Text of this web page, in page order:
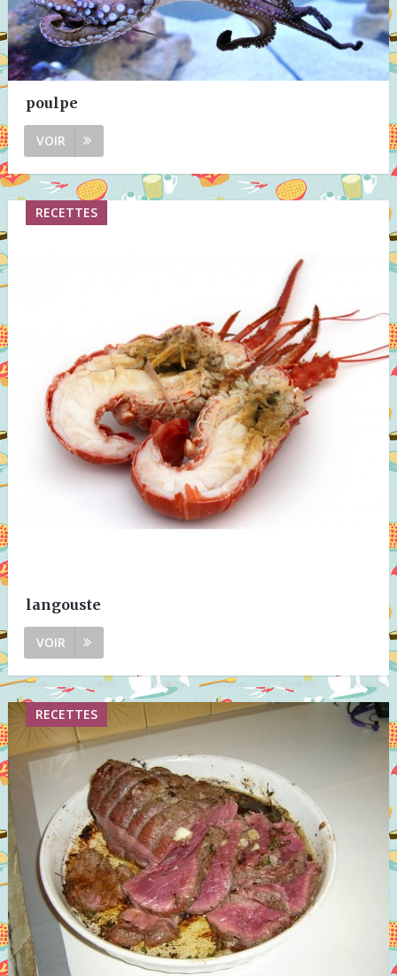
poulpe
VOIR
RECETTES
langouste
VOIR
RECETTES